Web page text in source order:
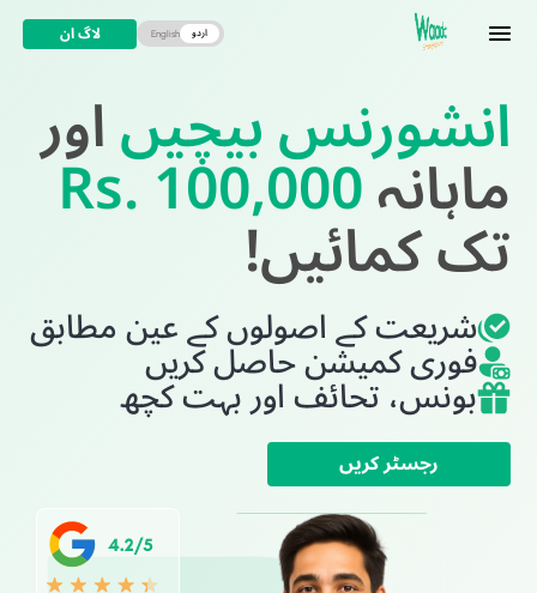
اردو English لاگ ان
انشورنس بیچیںاور
ماہانہRs. 100,000
تک کمائیں!
شریعت کے اصولوں کے عین مطابق
فوری کمیشن حاصل کریں
بونس، تحائف اور بہت کچھ
رجسٹر کریں